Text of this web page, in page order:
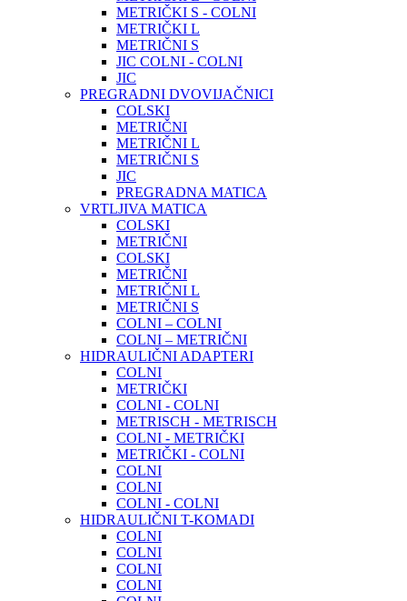
METRIČKI S - COLNI
METRIČKI L
METRIČNI S
JIC COLNI - COLNI
JIC
PREGRADNI DVOVIJAČNICI
COLSKI
METRIČNI
METRIČNI L
METRIČNI S
JIC
PREGRADNA MATICA
VRTLJIVA MATICA
COLSKI
METRIČNI
COLSKI
METRIČNI
METRIČNI L
METRIČNI S
COLNI – COLNI
COLNI – METRIČNI
HIDRAULIČNI ADAPTERI
COLNI
METRIČKI
COLNI - COLNI
METRISCH - METRISCH
COLNI - METRIČKI
METRIČKI - COLNI
COLNI
COLNI
COLNI - COLNI
HIDRAULIČNI T-KOMADI
COLNI
COLNI
COLNI
COLNI